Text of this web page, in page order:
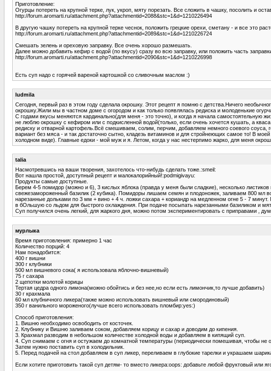
Приготовление:
Огурцы потереть на крупной терке, лук, укроп, мяту порезать. Все сложить в чашку, посолить и
http://forum.aromarti.ru/attachment.php?attachmentid=2088&stc=1&d=1210226494
В другую чашку потереть на крупной терке чеснок, положить грецкие орехи, сметану - и все это
http://forum.aromarti.ru/attachment.php?attachmentid=2089&stc=1&d=1210226724
Смешать зелень и ореховую заправку. Все очень хорошо размешать.
Далее можно добавить кефир с водой (по вкусу) сразу во всю заправку, или положить часть
http://forum.aromarti.ru/attachment.php?attachmentid=2090&stc=1&d=1210226998
Есть суп надо с горячей вареной картошкой со сливочным маслом :)
ludmila
Сегодня, первый раз в этом году сделала окрошку. Этот рецепт я помню с детства.Ничего
окрошку.Жили мы в частном доме с огородом и как только появлялась редиска и молоденькие
С годами вкусы меняются кардинально(для меня - это точно), и когда я начала самостоятельную
не люблю окрошку с кефиром или с подкисленной водой(только, если очень хочется кушать, а
редиску и отварной картофель.Всё смешиваем, солим, перчим, добавляем немного соевого
вариант без мяса - и так достаточно сытно, кладезь витаминов и для стройнеющих самое то! В
холодном виде). Главные едоки - мой муж и я. Летом, когда у нас нестерпимо жарко, для меня
talia
Насмотревшись на ваши творения, захотелось что-нибудь сделать тоже.:smeil:
Вот нашла простой, доступный рецепт и малокалорийный!:podmigivayu:
Продукты самые доступные.
Берем 4-5 помидор (можно и 6), 3 кислых яблока (правда у меня были сладкие), несколько
свежезамороженный базилик (2 кубика). Помидоры лишаем семян и плодоножек, заливаем 800 мл
нарезанные дольками по 3 мм + вино + 4 ч. ложки сахара + кориандр на медленном огне 5 - 7
в бОльшую со льдом для быстрого охлаждения. При подаче посыпать нарезанными базиликом и
Суп получился очень легкий, для жаркого дня, можно потом экспериментировать с приправами ,
мурлыка
Время приготовления: примерно 1 час
Количество порций: 4
Нам понадобится:
400 г вишни
300 г клубники
500 мл вишневого сока( я использовала яблочно-вишневый)
75 г сахара
2 щепотки молотой корицы
Тертая цедра одного лимона(можно обойтись и без нее,но если есть лимончик,то лучше добавить)
30 г крахмала
60 мл клубничного ликера(также можно использовать вишневый или смородиновый)
350 г ванильного мороженого(лучше всего использовать пломбир:yes:)
Способ приготовления:
1. Вишню необходимо освободить от косточек.
2. Клубнику и Вишню заливаем соком, добавляем корицу и сахар и доводим до кипения.
3. Крахмал разводим в небольшом количестве холодной воды и добавляем в кипящий суп.
4. Суп снимаем с огня и остужаем до комнатной температуры (периодически помешивая, чтобы не
Затем нужно поставить суп в холодильник.
5. Перед подачей на стол добавляем в суп ликер, переливаем в глубокие тарелки и украшаем
Если хотите приготовить такой суп детям- то вместо ликера:oops: добавьте любой фруктовый или